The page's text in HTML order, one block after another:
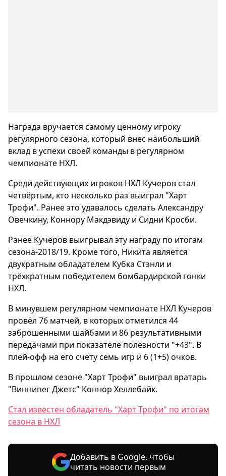
Награда вручается самому ценному игроку
регулярного сезона, который внес наибольший
вклад в успехи своей команды в регулярном
чемпионате НХЛ.
Среди действующих игроков НХЛ Кучеров стал
четвёртым, кто несколько раз выиграл "Харт
Трофи". Ранее это удавалось сделать Александру
Овечкину, Коннору Макдэвиду и Сидни Кросби.
Ранее Кучеров выигрывал эту награду по итогам
сезона-2018/19. Кроме того, Никита является
двукратным обладателем Кубка Стэнли и
трёхкратным победителем бомбардирской гонки
НХЛ.
В минувшем регулярном чемпионате НХЛ Кучеров
провёл 76 матчей, в которых отметился 44
заброшенными шайбами и 86 результативными
передачами при показателе полезности "+43". В
плей-офф на его счету семь игр и 6 (1+5) очков.
В прошлом сезоне "Харт Трофи" выиграл вратарь
"Виннипег Джетс" Коннор Хеллебайк.
Стал известен обладатель "Харт Трофи" по итогам
сезона в НХЛ
Добавить в Google, чтобы
читать новости первым